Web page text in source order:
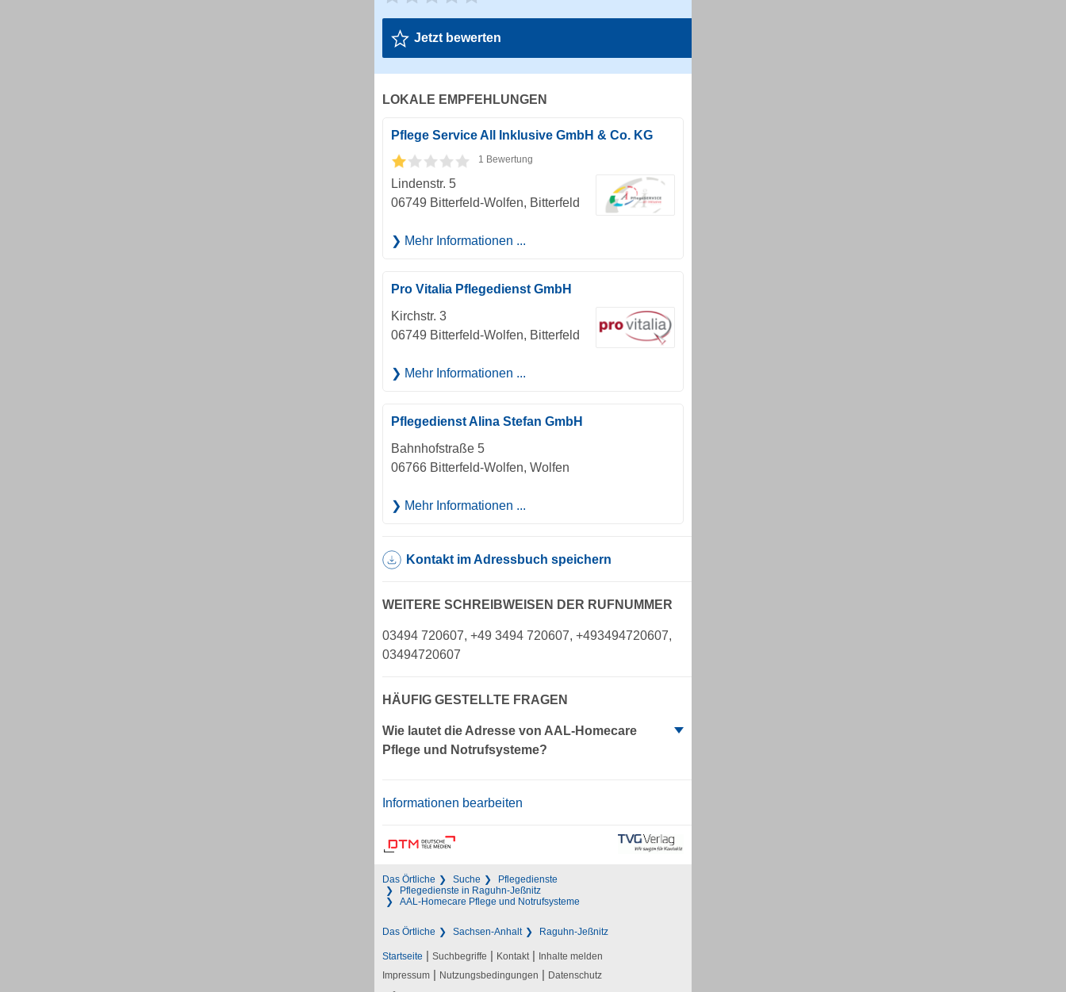
Jetzt bewerten
LOKALE EMPFEHLUNGEN
Pflege Service All Inklusive GmbH & Co. KG
1 Bewertung
Lindenstr. 5
06749 Bitterfeld-Wolfen, Bitterfeld
Mehr Informationen ...
Pro Vitalia Pflegedienst GmbH
Kirchstr. 3
06749 Bitterfeld-Wolfen, Bitterfeld
Mehr Informationen ...
Pflegedienst Alina Stefan GmbH
Bahnhofstraße 5
06766 Bitterfeld-Wolfen, Wolfen
Mehr Informationen ...
Kontakt im Adressbuch speichern
WEITERE SCHREIBWEISEN DER RUFNUMMER
03494 720607, +49 3494 720607, +493494720607,
03494720607
HÄUFIG GESTELLTE FRAGEN
Wie lautet die Adresse von AAL-Homecare
Pflege und Notrufsysteme?
Informationen bearbeiten
Das Örtliche Suche
Pflegedienste
Pflegedienste in Raguhn-Jeßnitz
AAL-Homecare Pflege und Notrufsysteme
Das Örtliche Sachsen-Anhalt Raguhn-Jeßnitz
Startseite | Suchbegriffe | Kontakt | Inhalte melden
Impressum | Nutzungsbedingungen | Datenschutz